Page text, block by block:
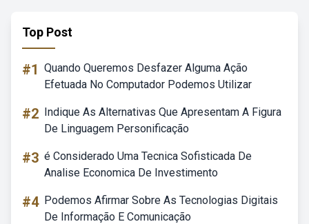
Top Post
#1 Quando Queremos Desfazer Alguma Ação
Efetuada No Computador Podemos Utilizar
#2 Indique As Alternativas Que Apresentam A Figura
De Linguagem Personificação
#3 é Considerado Uma Tecnica Sofisticada De
Analise Economica De Investimento
#4 Podemos Afirmar Sobre As Tecnologias Digitais
De Informação E Comunicação